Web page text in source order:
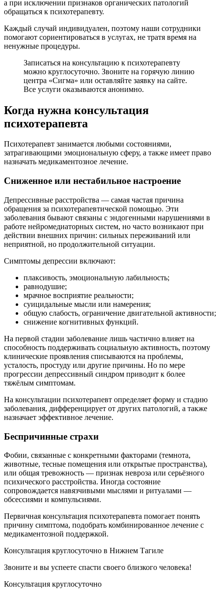
а при исключении признаков органических патологий
обращаться к психотерапевту.
Каждый случай индивидуален, поэтому наши сотрудники
помогают сориентироваться в услугах, не тратя время на
ненужные процедуры.
Записаться на консультацию к психотерапевту
можно круглосуточно. Звоните на горячую линию
центра «Сигма» или оставляйте заявку на сайте.
Все услуги оказываются анонимно.
Когда нужна консультация
психотерапевта
Психотерапевт занимается любыми состояниями,
затрагивающими эмоциональную сферу, а также имеет право
назначать медикаментозное лечение.
Сниженное или нестабильное настроение
Депрессивные расстройства — самая частая причина
обращения за психотерапевтической помощью. Эти
заболевания бывают связаны с эндогенными нарушениями в
работе нейромедиаторных систем, но часто возникают при
действии внешних причин: сильных переживаний или
неприятной, но продолжительной ситуации.
Симптомы депрессии включают:
плаксивость, эмоциональную лабильность;
равнодушие;
мрачное восприятие реальности;
суицидальные мысли или намерения;
общую слабость, ограничение двигательной активности;
снижение когнитивных функций.
На первой стадии заболевание лишь частично влияет на
способность поддерживать социальную активность, поэтому
клинические проявления списываются на проблемы,
усталость, простуду или другие причины. Но по мере
прогрессии депрессивный синдром приводит к более
тяжёлым симптомам.
На консультации психотерапевт определяет форму и стадию
заболевания, дифференцирует от других патологий, а также
назначает эффективное лечение.
Беспричинные страхи
Фобии, связанные с конкретными факторами (темнота,
животные, тесные помещения или открытые пространства),
или общая тревожность — признак невроза или серьёзного
психического расстройства. Иногда состояние
сопровождается навязчивыми мыслями и ритуалами —
обсессиями и компульсиями.
Первичная консультация психотерапевта помогает понять
причину симптома, подобрать комбинированное лечение с
медикаментозной поддержкой.
Консультация круглосуточно в Нижнем Тагиле
Звоните и вы успеете спасти своего близкого человека!
Консультация круглосуточно